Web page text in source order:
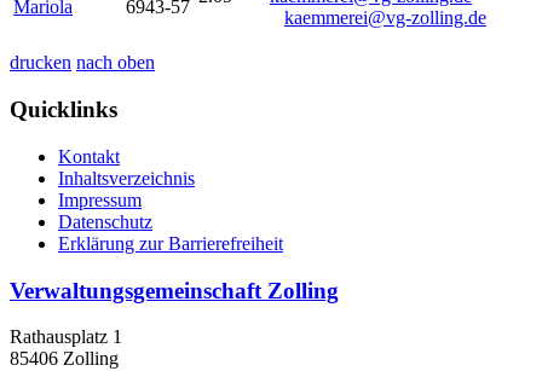
Mariola
6943-57
kaemmerei@vg-zolling.de
drucken nach oben
Quicklinks
Kontakt
Inhaltsverzeichnis
Impressum
Datenschutz
Erklärung zur Barrierefreiheit
Verwaltungsgemeinschaft Zolling
Rathausplatz 1
85406 Zolling